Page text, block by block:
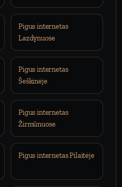
Pigus internetas
Lazdynuose
Pigus internetas
Šeškinėje
Pigus internetas
Žirmūnuose
Pigus internetas Pilaitėje